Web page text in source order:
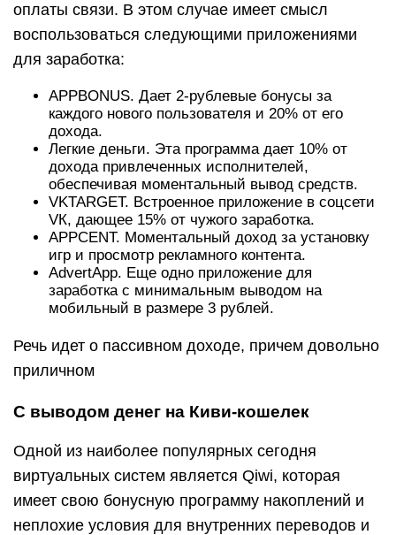
оплаты связи. В этом случае имеет смысл
воспользоваться следующими приложениями
для заработка:
APPBONUS. Дает 2-рублевые бонусы за
каждого нового пользователя и 20% от его
дохода.
Легкие деньги. Эта программа дает 10% от
дохода привлеченных исполнителей,
обеспечивая моментальный вывод средств.
VKTARGET. Встроенное приложение в соцсети
VК, дающее 15% от чужого заработка.
APPCENT. Моментальный доход за установку
игр и просмотр рекламного контента.
AdvertApp. Еще одно приложение для
заработка с минимальным выводом на
мобильный в размере 3 рублей.
Речь идет о пассивном доходе, причем довольно
приличном
С выводом денег на Киви-кошелек
Одной из наиболее популярных сегодня
виртуальных систем является Qiwi, которая
имеет свою бонусную программу накоплений и
неплохие условия для внутренних переводов и